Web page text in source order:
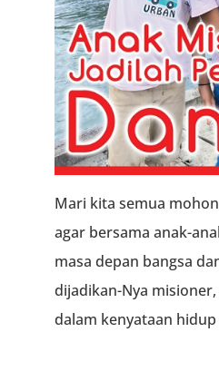
Mari kita semua
agar bersama anak-
masa depan bangsa
dijadikan-Nya
dalam kenyataan